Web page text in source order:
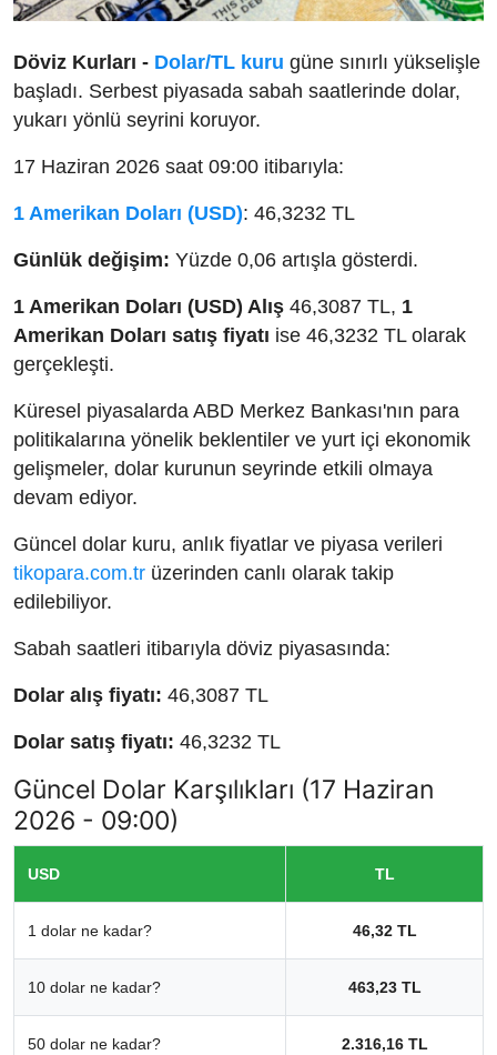
Döviz Kurları - Dolar/TL kuru güne sınırlı yükselişle
başladı. Serbest piyasada sabah saatlerinde dolar,
yukarı yönlü seyrini koruyor.
17 Haziran 2026 saat 09:00 itibarıyla:
1 Amerikan Doları (USD): 46,3232 TL
Günlük değişim: Yüzde 0,06 artışla gösterdi.
1 Amerikan Doları (USD) Alış 46,3087 TL, 1
Amerikan Doları satış fiyatı ise 46,3232 TL olarak
gerçekleşti.
Küresel piyasalarda ABD Merkez Bankası'nın para
politikalarına yönelik beklentiler ve yurt içi ekonomik
gelişmeler, dolar kurunun seyrinde etkili olmaya
devam ediyor.
Güncel dolar kuru, anlık fiyatlar ve piyasa verileri
tikopara.com.tr üzerinden canlı olarak takip
edilebiliyor.
Sabah saatleri itibarıyla döviz piyasasında:
Dolar alış fiyatı: 46,3087 TL
Dolar satış fiyatı: 46,3232 TL
Güncel Dolar Karşılıkları (17 Haziran
2026 - 09:00)
USD TL
1 dolar ne kadar? 46,32 TL
10 dolar ne kadar? 463,23 TL
50 dolar ne kadar? 2.316,16 TL